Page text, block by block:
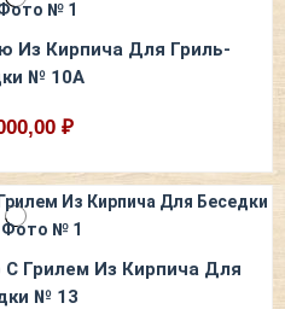
Из Кирпича Для Гриль-
№ 10А
₽
Грилем Из Кирпича Для
№ 13